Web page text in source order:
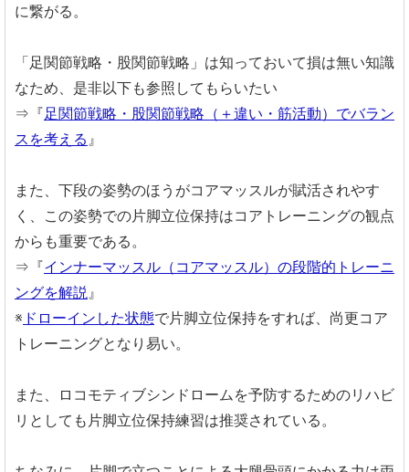
に繋がる。
「足関節戦略・股関節戦略」は知っておいて損は無い知識
なため、是非以下も参照してもらいたい
⇒『足関節戦略・股関節戦略（＋違い・筋活動）でバラン
スを考える 』
また、下段の姿勢のほうがコアマッスルが賦活されやす
く、この姿勢での片脚立位保持はコアトレーニングの観点
からも重要である。
⇒『インナーマッスル（コアマッスル）の段階的トレーニ
ングを解説』
※ ドローインした状態で片脚立位保持をすれば、尚更コア
トレーニングとなり易い。
また、ロコモティブシンドロームを予防するためのリハビ
リとしても片脚立位保持練習は推奨されている。